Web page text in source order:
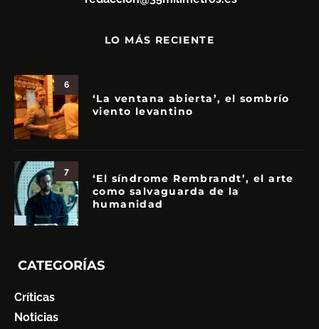
LO MÁS RECIENTE
6
‘La ventana abierta’, el sombrío
viento levantino
7
‘El síndrome Rembrandt’, el arte
como salvaguarda de la
humanidad
CATEGORÍAS
Críticas
Noticias